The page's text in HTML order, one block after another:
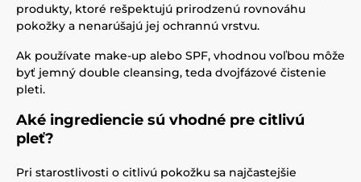
produkty, ktoré rešpektujú prirodzenú rovnováhu
pokožky a nenarúšajú jej ochrannú vrstvu.
Ak používate make-up alebo SPF, vhodnou voľbou môže
byť jemný double cleansing, teda dvojfázové čistenie
pleti.
Aké ingrediencie sú vhodné pre citlivú
pleť?
Pri starostlivosti o citlivú pokožku sa najčastejšie